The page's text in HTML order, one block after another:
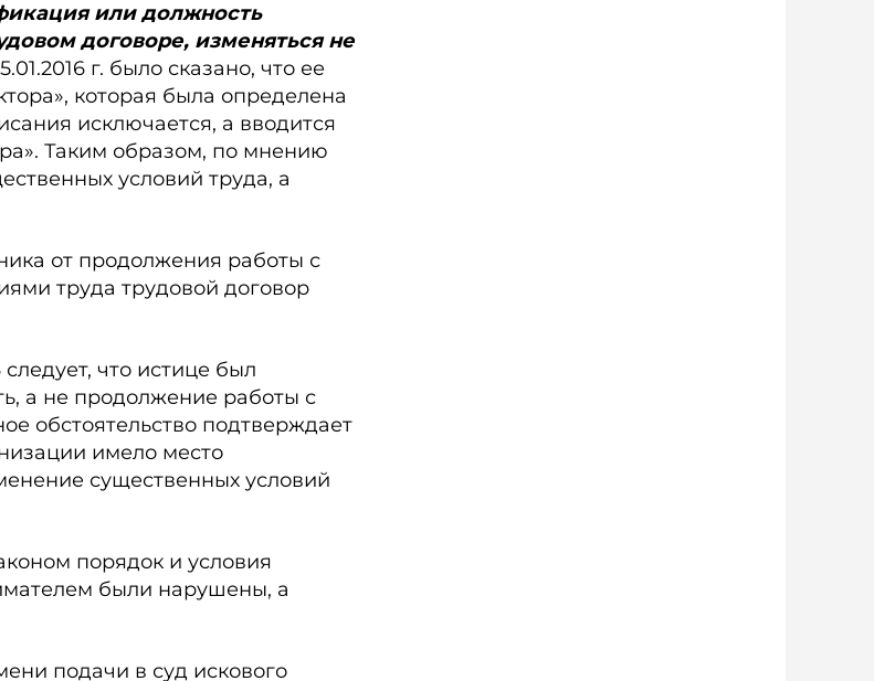
или должность
договоре, изменяться не
г. было сказано, что ее
которая была определена
исключается, а вводится
Таким образом, по мнению
условий труда, а
от продолжения работы с
труда трудовой договор
что истице был
а не продолжение работы с
обстоятельство подтверждает
имело место
существенных условий
порядок и условия
были нарушены, а
подачи в суд искового